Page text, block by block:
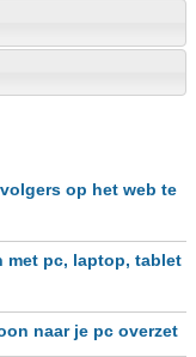
op het web te
met pc, laptop, tablet
naar je pc overzet